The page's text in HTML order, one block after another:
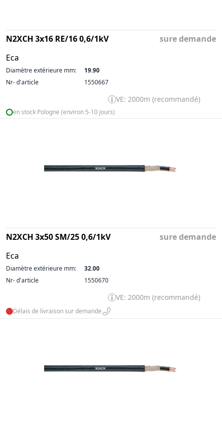
N2XCH 3x16 RE/16 0,6/1kV
Eca
sure demande
Diamètre extérieure mm:
19.90
Nr- d'article
1550667
VE: 2000m (recommandé)
en stock Pologne (environ 5-10 jours)
N2XCH 3x50 SM/25 0,6/1kV
Eca
sure demande
Diamètre extérieure mm:
32.00
Nr- d'article
1550670
VE: 2000m (recommandé)
Délais de livraison sur demande